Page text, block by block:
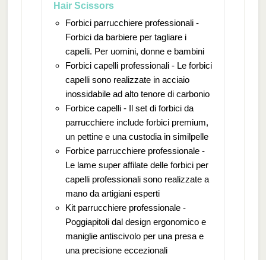
Hair Scissors
Forbici parrucchiere professionali -
Forbici da barbiere per tagliare i
capelli. Per uomini, donne e bambini
Forbici capelli professionali - Le forbici
capelli sono realizzate in acciaio
inossidabile ad alto tenore di carbonio
Forbice capelli - Il set di forbici da
parrucchiere include forbici premium,
un pettine e una custodia in similpelle
Forbice parrucchiere professionale -
Le lame super affilate delle forbici per
capelli professionali sono realizzate a
mano da artigiani esperti
Kit parrucchiere professionale -
Poggiapitoli dal design ergonomico e
maniglie antiscivolo per una presa e
una precisione eccezionali